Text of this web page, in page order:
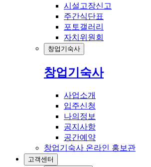
시설고장신고
주간식단표
포토갤러리
자치위원회
창업기숙사
창업기숙사
사업소개
입주신청
나의정보
공지사항
공간예약
창업기숙사 온라인 홍보관
고객센터